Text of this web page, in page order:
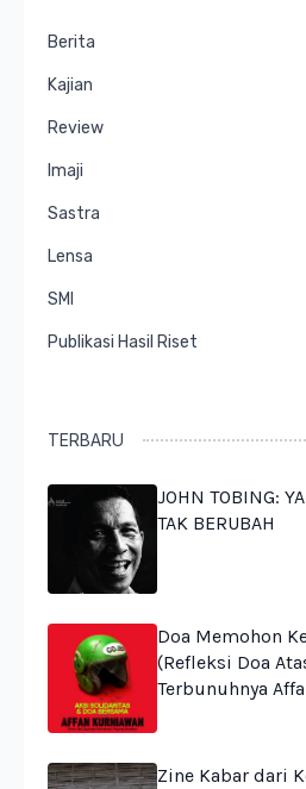
Berita
Kajian
Review
Imaji
Sastra
Lensa
SMI
Publikasi Hasil Riset
TERBARU
JOHN TOBING:
TAK BERUBAH
Doa Memohon
(Refleksi Doa
Terbunuhnya
Zine Kabar dari